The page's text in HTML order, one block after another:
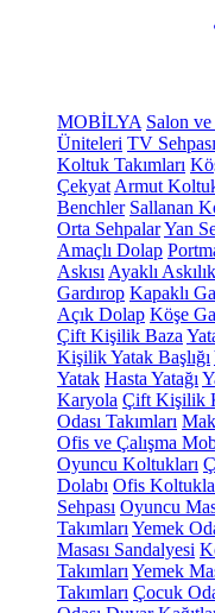
MOBİLYA Salon ve
Üniteleri TV Sehpası
Koltuk Takımları
Çekyat Armut
Benchler Sallanan
Orta SehpalarYan
Amaçlı Dolap
Askısı Ayaklı
Gardırop Kapaklı
Açık Dolap Köşe
Çift Kişilik Baza
Kişilik Yatak Başlığı
Yatak Hasta Yatağı
Karyola Çift Kişilik
Odası Takımları
Ofis ve Çalışma
Oyuncu Koltukları
Dolabı Ofis
Sehpası Oyuncu
Takımları Yemek
Masası Sandalyesi
Takımları Yemek
Takımları Çocuk